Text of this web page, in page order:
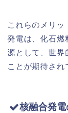
これらのメリッ
発電は、化石燃
源として、世界
ことが期待され
核融合発